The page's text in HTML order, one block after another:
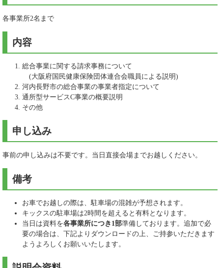
各事業所2名まで
内容
総合事業に関する請求事務について
(大阪府国民健康保険団体連合会職員による説明)
河内長野市の総合事業の事業者指定について
通所型サービスC事業の概要説明
その他
申し込み
事前の申し込みは不要です。当日直接会場までお越しください。
備考
お車でお越しの際は、駐車場の混雑が予想されます。
キックスの駐車場は2時間を超えると有料となります。
当日は資料を各事業所につき1部準備しております。追加で必
要の場合は、下記よりダウンロードの上、ご持参いただきます
ようよろしくお願いいたします。